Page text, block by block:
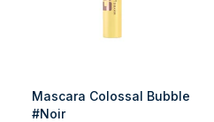
Mascara Colossal Bubble
#Noir